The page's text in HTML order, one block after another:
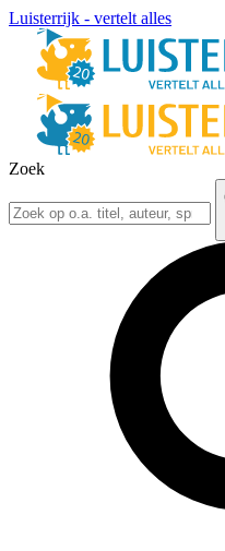
Luisterrijk - vertelt alles
Zoek